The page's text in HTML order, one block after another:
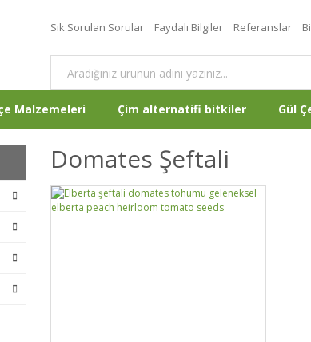
Sık Sorulan Sorular Faydalı Bilgiler Referanslar
Malzemeleri Çim alternatifi bitkiler Gül
Domates Şeftali